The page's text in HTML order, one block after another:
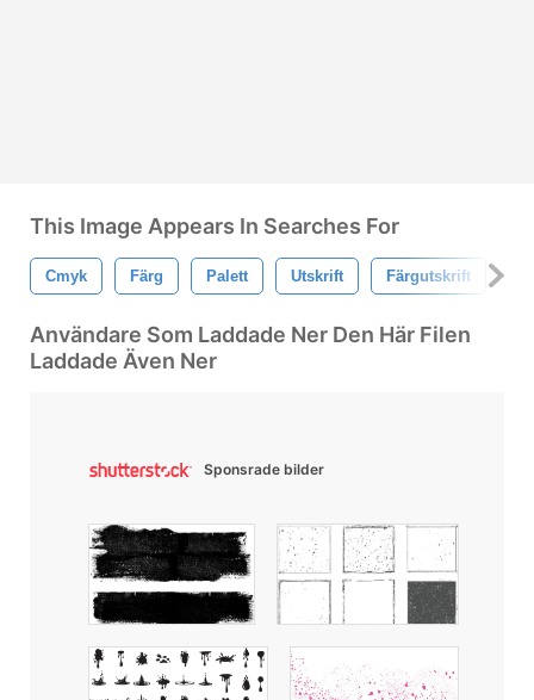
This Image Appears In Searches For
Cmyk Färg Palett Utskrift Färgutskrift
Användare Som Laddade Ner Den Här Filen
Laddade Även Ner
Sponsrade bilder